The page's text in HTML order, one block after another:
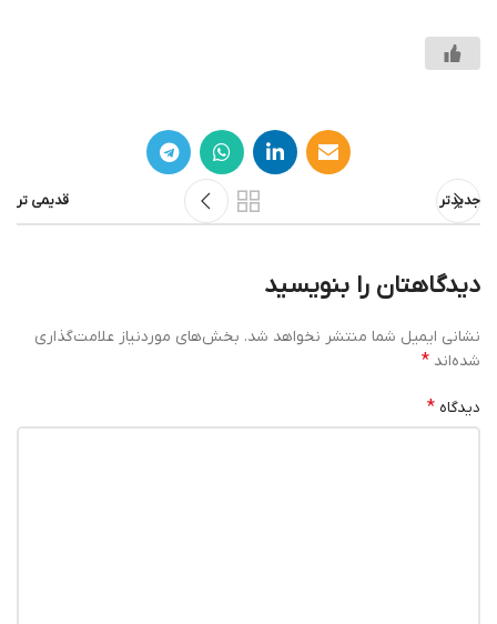
جدیدتر قدیمی تر
دیدگاهتان را بنویسید
نشانی ایمیل شما منتشر نخواهد شد. بخش‌های موردنیاز علامت‌گذاری
شده‌اند *
دیدگاه *